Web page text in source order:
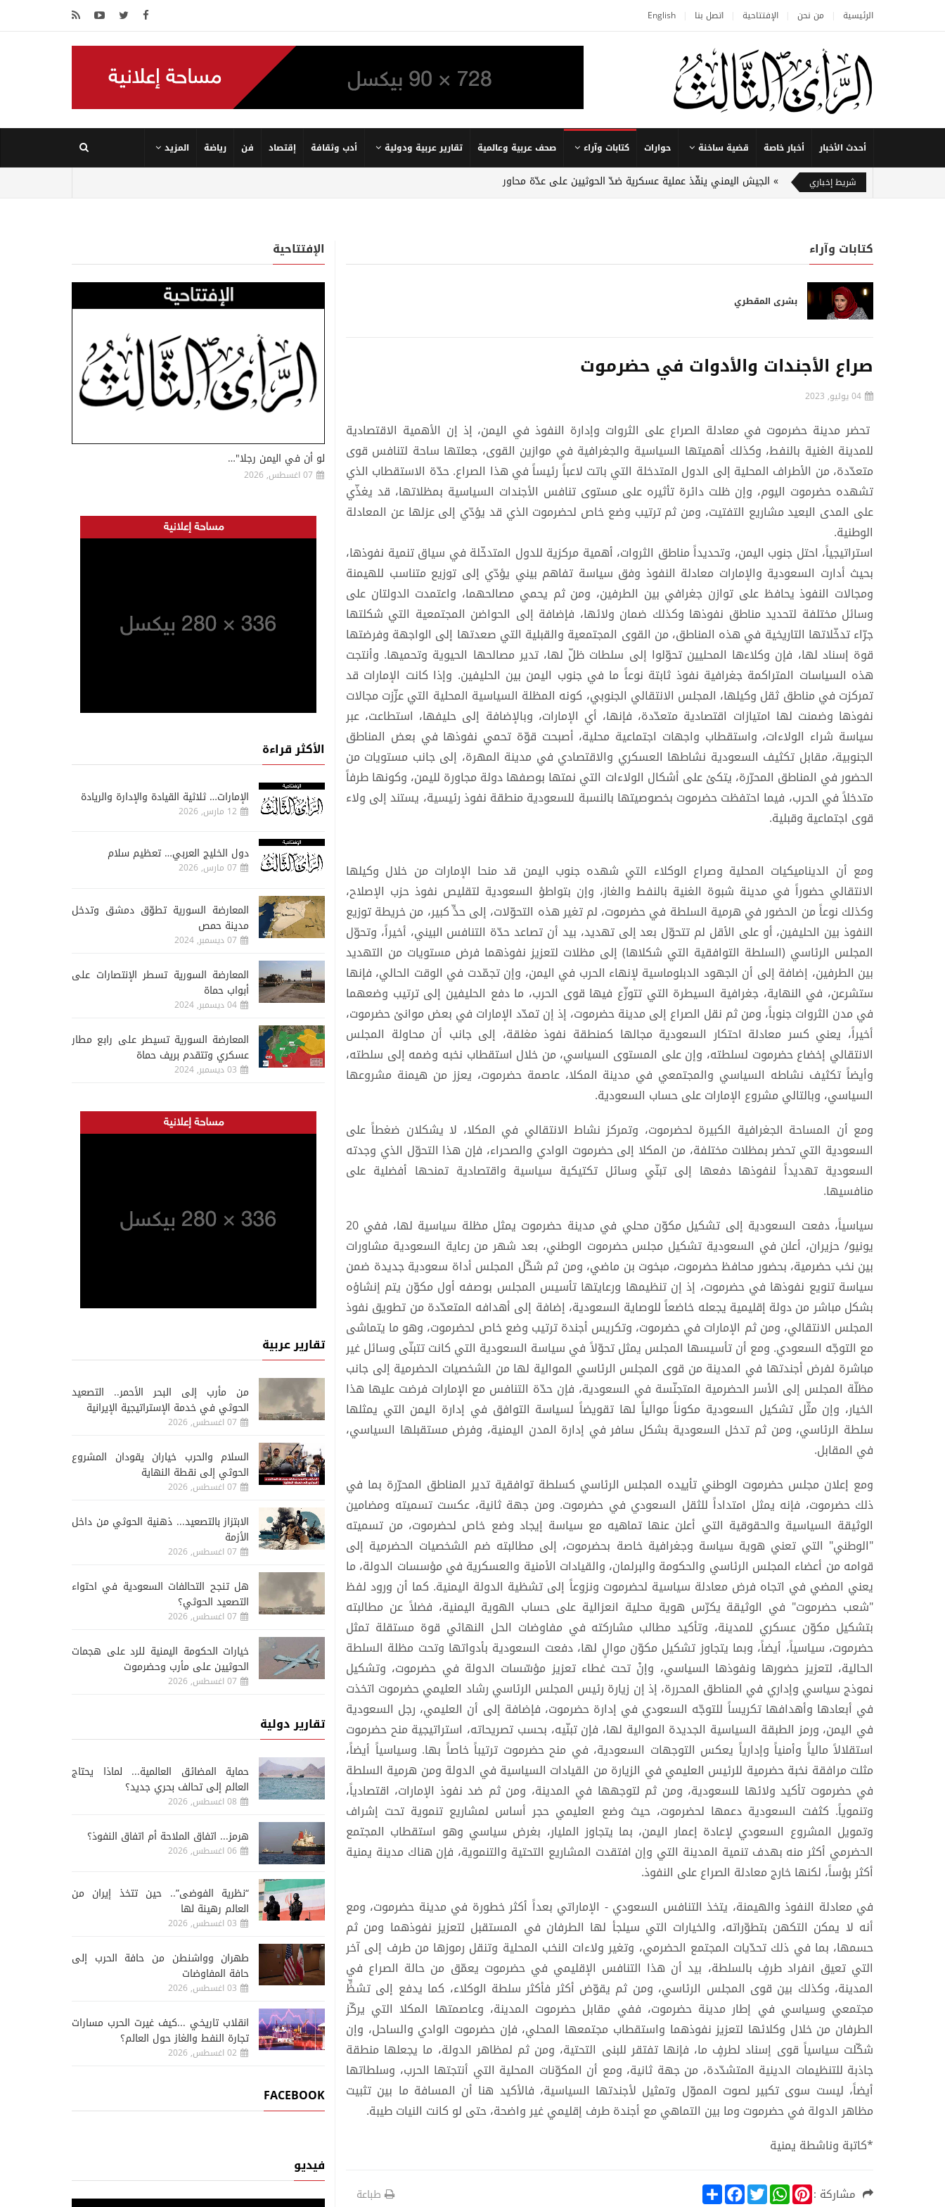
الرئيسية من نحن الإفتتاحية اتصل بنا English
أحدث الأخبار أخبار خاصة قضية ساخنة حوارات كتابات وآراء صحف عربية وعالمية تقارير عربية ودولية أدب وثقافة إقتصاد فن رياضة المزيد
شريط إخباري الجيش اليمني ينفّذ عملية عسكرية ضدّ الحوثيين على عدّة محاور
كتابات وآراء
بشرى المقطري
صراع الأجندات والأدوات في حضرموت
04 يوليو, 2023
تحضر مدينة حضرموت في معادلة الصراع على الثروات وإدارة النفوذ في اليمن، إذ إن الأهمية الاقتصادية
للمدينة الغنية بالنفط، وكذلك أهميتها السياسية والجغرافية في موازين القوى، جعلتها ساحة لتنافس قوى
متعدّدة، من الأطراف المحلية إلى الدول المتدخلة التي باتت لاعباً رئيساً في هذا الصراع. حدّة الاستقطاب الذي
تشهده حضرموت اليوم، وإن ظلت دائرة تأثيره على مستوى تنافس الأجندات السياسية بمظلاتها، قد يغذّي
على المدى البعيد مشاريع التفتيت، ومن ثم ترتيب وضع خاص لحضرموت الذي قد يؤدّي إلى عزلها عن المعادلة
الوطنية.
استراتيجياً، احتل جنوب اليمن، وتحديداً مناطق الثروات، أهمية مركزية للدول المتدخّلة في سياق تنمية نفوذها،
بحيث أدارت السعودية والإمارات معادلة النفوذ وفق سياسة تفاهم بيني يؤدّي إلى توزيع متناسب للهيمنة
ومجالات النفوذ يحافظ على توازن جغرافي بين الطرفين، ومن ثم يحمي مصالحهما، واعتمدت الدولتان على
وسائل مختلفة لتحديد مناطق نفوذها وكذلك ضمان ولائها، فإضافة إلى الحواضن المجتمعية التي شكلتها
جرّاء تدخّلاتها التاريخية في هذه المناطق، من القوى المجتمعية والقبلية التي صعدتها إلى الواجهة وفرضتها
قوة إسناد لها، فإن وكلاءها المحليين تحوّلوا إلى سلطات ظلّ لها، تدير مصالحها الحيوية وتحميها. وأنتجت
هذه السياسات المتراكمة جغرافية نفوذ ثابتة نوعاً ما في جنوب اليمن بين الحليفين. وإذا كانت الإمارات قد
تمركزت في مناطق ثقل وكيلها، المجلس الانتقالي الجنوبي، كونه المظلة السياسية المحلية التي عزّزت مجالات
نفوذها وضمنت لها امتيازات اقتصادية متعدّدة، فإنها، أي الإمارات، وبالإضافة إلى حليفها، استطاعت، عبر
سياسة شراء الولاءات، واستقطاب واجهات اجتماعية محلية، أصبحت قوّة تحمي نفوذها في بعض المناطق
الجنوبية، مقابل تكثيف السعودية نشاطها العسكري والاقتصادي في مدينة المهرة، إلى جانب مستويات من
الحضور في المناطق المحرّرة، يتكئ على أشكال الولاءات التي نمتها بوصفها دولة مجاورة لليمن، وكونها طرفاً
متدخلاً في الحرب، فيما احتفظت حضرموت بخصوصيتها بالنسبة للسعودية منطقة نفوذ رئيسية، يستند إلى ولاء
قوى اجتماعية وقبلية.
ومع أن الديناميكيات المحلية وصراع الوكلاء التي شهده جنوب اليمن قد منحا الإمارات من خلال وكيلها
الانتقالي حضوراً في مدينة شبوة الغنية بالنفط والغاز، وإن بتواطؤ السعودية لتقليص نفوذ حزب الإصلاح،
وكذلك نوعاً من الحضور في هرمية السلطة في حضرموت، لم تغير هذه التحوّلات، إلى حدٍّ كبير، من خريطة توزيع
النفوذ بين الحليفين، أو على الأقل لم تتحوّل بعد إلى تهديد، بيد أن تصاعد حدّة التنافس البيني، أخيراً، وتحوّل
المجلس الرئاسي (السلطة التوافقية التي شكلاها) إلى مظلات لتعزيز نفوذهما فرض مستويات من التهديد
بين الطرفين، إضافة إلى أن الجهود الدبلوماسية لإنهاء الحرب في اليمن، وإن تجمّدت في الوقت الحالي، فإنها
ستشرعن، في النهاية، جغرافية السيطرة التي تتوزّع فيها قوى الحرب، ما دفع الحليفين إلى ترتيب وضعهما
في مدن الثروات جنوباً، ومن ثم نقل الصراع إلى مدينة حضرموت، إذ إن تمدّد الإمارات في بعض موانئ حضرموت،
أخيراً، يعني كسر معادلة احتكار السعودية مجالها كمنطقة نفوذ مغلقة، إلى جانب أن محاولة المجلس
الانتقالي إخضاع حضرموت لسلطته، وإن على المستوى السياسي، من خلال استقطاب نخبه وضمه إلى سلطته،
وأيضاً تكثيف نشاطه السياسي والمجتمعي في مدينة المكلا، عاصمة حضرموت، يعزز من هيمنة مشروعها
السياسي، وبالتالي مشروع الإمارات على حساب السعودية.
ومع أن المساحة الجغرافية الكبيرة لحضرموت، وتمركز نشاط الانتقالي في المكلا، لا يشكلان ضغطاً على
السعودية التي تحضر بمظلات مختلفة، من المكلا إلى حضرموت الوادي والصحراء، فإن هذا التحوّل الذي وجدته
السعودية تهديداً لنفوذها دفعها إلى تبنّي وسائل تكتيكية سياسية واقتصادية تمنحها أفضلية على
منافسيها.
سياسياً، دفعت السعودية إلى تشكيل مكوّن محلي في مدينة حضرموت يمثل مظلة سياسية لها، ففي 20
يونيو/ حزيران، أعلن في السعودية تشكيل مجلس حضرموت الوطني، بعد شهر من رعاية السعودية مشاورات
بين نخب حضرمية، بحضور محافظ حضرموت، مبخوت بن ماضي، ومن ثم شكّل المجلس أداة سعودية جديدة ضمن
سياسة تنويع نفوذها في حضرموت، إذ إن تنظيمها ورعايتها تأسيس المجلس بوصفه أول مكوّن يتم إنشاؤه
بشكل مباشر من دولة إقليمية يجعله خاضعاً للوصاية السعودية، إضافة إلى أهدافه المتعدّدة من تطويق نفوذ
المجلس الانتقالي، ومن ثم الإمارات في حضرموت، وتكريس أجندة ترتيب وضع خاص لحضرموت، وهو ما يتماشى
مع التوجّه السعودي. ومع أن تأسيسها المجلس يمثل تحوّلاً في سياسة السعودية التي كانت تتبنّى وسائل غير
مباشرة لفرض أجندتها في المدينة من قوى المجلس الرئاسي الموالية لها من الشخصيات الحضرمية إلى جانب
مظلّة المجلس إلى الأسر الحضرمية المتجنّسة في السعودية، فإن حدّة التنافس مع الإمارات فرضت عليها هذا
الخيار، وإن مثّل تشكيل السعودية مكوناً موالياً لها تقويضاً لسياسة التوافق في إدارة اليمن التي يمثلها
سلطة الرئاسي، ومن ثم تدخل السعودية بشكل سافر في إدارة المدن اليمنية، وفرض مستقبلها السياسي،
في المقابل.
ومع إعلان مجلس حضرموت الوطني تأييده المجلس الرئاسي كسلطة توافقية تدير المناطق المحرّرة بما في
ذلك حضرموت، فإنه يمثل امتداداً للثقل السعودي في حضرموت. ومن جهة ثانية، عكست تسميته ومضامين
الوثيقة السياسية والحقوقية التي أعلن عنها تماهيه مع سياسة إيجاد وضع خاص لحضرموت، من تسميته
"الوطني" التي تعني هوية سياسة وجغرافية خاصة بحضرموت، إلى مطالبته ضم الشخصيات الحضرمية إلى
قوامه من أعضاء المجلس الرئاسي والحكومة والبرلمان، والقيادات الأمنية والعسكرية في مؤسسات الدولة، ما
يعني المضي في اتجاه فرض معادلة سياسية لحضرموت ونزوعاً إلى تشظية الدولة اليمنية. كما أن ورود لفظ
"شعب حضرموت" في الوثيقة يكرّس هوية محلية انعزالية على حساب الهوية اليمنية، فضلاً عن مطالبته
بتشكيل مكوّن عسكري للمدينة، وتأكيد مطالب مشاركته في مفاوضات الحل النهائي قوة مستقلة تمثل
حضرموت، سياسياً، أيضاً، وبما يتجاوز تشكيل مكوّن موالٍ لها، دفعت السعودية بأدواتها وتحت مظلة السلطة
الحالية، لتعزيز حضورها ونفوذها السياسي، وإنْ تحت غطاء تعزيز مؤسّسات الدولة في حضرموت، وتشكيل
نموذج سياسي وإداري في المناطق المحررة، إذ إن زيارة رئيس المجلس الرئاسي رشاد العليمي حضرموت اتخذت
في أبعادها وأهدافها تكريساً للتوجّه السعودي في إدارة حضرموت، فإضافة إلى أن العليمي، رجل السعودية
في اليمن، ورمز الطبقة السياسية الجديدة الموالية لها، فإن تبنّيه، بحسب تصريحاته، استراتيجية منح حضرموت
استقلالاً مالياً وأمنياً وإدارياً يعكس التوجهات السعودية، في منح حضرموت ترتيباً خاصاً بها. وسياسياً أيضاً،
مثلت مرافقة نخبة حضرمية للرئيس العليمي في الزيارة من القيادات السياسية في الدولة ومن هرمية السلطة
في حضرموت تأكيد ولائها للسعودية، ومن ثم لتوجهها في المدينة، ومن ثم ضد نفوذ الإمارات، اقتصادياً،
وتنموياً. كثفت السعودية دعمها لحضرموت، حيث وضع العليمي حجر أساس لمشاريع تنموية تحت إشراف
وتمويل المشروع السعودي لإعادة إعمار اليمن، بما يتجاوز المليار، بغرض سياسي وهو استقطاب المجتمع
الحضرمي أكثر منه بهدف تنمية المدينة التي وإن افتقدت المشاريع التحتية والتنموية، فإن هناك مدينة يمنية
أكثر بؤساً، لكنها خارج معادلة الصراع على النفوذ.
في معادلة النفوذ والهيمنة، يتخذ التنافس السعودي - الإماراتي بعداً أكثر خطورة في مدينة حضرموت، ومع
أنه لا يمكن التكهن بتطوّراته، والخيارات التي سيلجأ لها الطرفان في المستقبل لتعزيز نفوذهما ومن ثم
حسمها، بما في ذلك تحدّيات المجتمع الحضرمي، وتغير ولاءات النخب المحلية وتنقل رموزها من طرف إلى آخر
التي تعيق انفراد طرفٍ بالسلطة، بيد أن هذا التنافس الإقليمي في حضرموت يعمّق من حالة الصراع في
المدينة، وكذلك بين قوى المجلس الرئاسي، ومن ثم يقوّض أكثر فأكثر سلطة الوكلاء، كما يدفع إلى تشظٍّ
مجتمعي وسياسي في إطار مدينة حضرموت، ففي مقابل حضرموت المدينة، وعاصمتها المكلا التي يركّز
الطرفان من خلال وكلائها لتعزيز نفوذهما واستقطاب مجتمعها المحلي، فإن حضرموت الوادي والساحل، وإن
شكّلت سياسياً قوى إسناد لطرفٍ ما، فإنها تفتقر للبنى التحتية، ومن ثم لمظاهر الدولة، ما يجعلها منطقة
جاذبة للتنظيمات الدينية المتشدّدة، من جهة ثانية، ومع أن المكوّنات المحلية التي أنتجتها الحرب، وسلطاتها
أيضاً، ليست سوى تكبير لصوت المموّل وتمثيل لأجندتها السياسية، فالأكيد هنا أن المسافة ما بين تثبيت
مظاهر الدولة في حضرموت وما بين التماهي مع أجندة طرف إقليمي غير واضحة، حتى لو كانت النيات طيبة.
*كاتبة وناشطة يمنية
مشاركة : S
h
F
a
T
w
W
h
P
i طباعة
الإفتتاحية
لو أن في اليمن رجلا"…
07 اغسطس, 2026
الأكثر قراءة
الإمارات… ثلاثية القيادة والإدارة والريادة
12 مارس, 2026
دول الخليج العربي… تعظيم سلام
07 مارس, 2026
المعارضة السورية تطوّق دمشق وتدخل
مدينة حمص
07 ديسمبر, 2024
المعارضة السورية تسطر الإنتصارات على
أبواب حماة
04 ديسمبر, 2024
المعارضة السورية تسيطر على رابع مطار
عسكري وتتقدم بريف حماة
03 ديسمبر, 2024
تقارير عربية
من مأرب إلى البحر الأحمر.. التصعيد
الحوثي في خدمة الإستراتيجية الإيرانية
07 اغسطس, 2026
السلام والحرب خياران يقودان المشروع
الحوثي إلى نقطة النهاية
07 اغسطس, 2026
الابتزاز بالتصعيد... ذهنية الحوثي من داخل
الأزمة
07 اغسطس, 2026
هل تنجح التحالفات السعودية في احتواء
التصعيد الحوثي؟
07 اغسطس, 2026
خيارات الحكومة اليمنية للرد على هجمات
الحوثيين على مأرب وحضرموت
07 اغسطس, 2026
تقارير دولية
حماية المضائق العالمية... لماذا يحتاج
العالم إلى تحالف بحري جديد؟
08 اغسطس, 2026
هرمز... اتفاق الملاحة أم اتفاق النفوذ؟
06 اغسطس, 2026
“نظرية الفوضى”.. حين تتخذ إيران من
العالم رهينة لها
03 اغسطس, 2026
طهران وواشنطن من حافة الحرب إلى
حافة المفاوضات
03 اغسطس, 2026
انقلاب تاريخي ...كيف غيرت الحرب مسارات
تجارة النفط والغاز حول العالم؟
02 اغسطس, 2026
FACEBOOK
فيديو